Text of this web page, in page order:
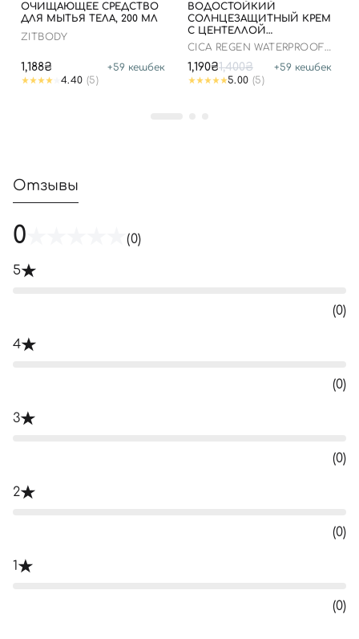
ОЧИЩАЮЩЕЕ СРЕДСТВО
ДЛЯ МЫТЬЯ ТЕЛА, 200 МЛ
ZITBODY
1,188₴ +59 кешбек
4.40 (5)
ВОДОСТОЙКИЙ
СОЛНЦЕЗАЩИТНЫЙ КРЕМ
С ЦЕНТЕЛЛОЙ
АЗИАТСКОЙ, 100 МЛ ДО
CICA REGEN WATERPROOF
1,190₴1,400₴ +59 кешбек
5.00 (5)
Отзывы
0 (0)
5
(0)
4
(0)
3
(0)
2
(0)
1
(0)